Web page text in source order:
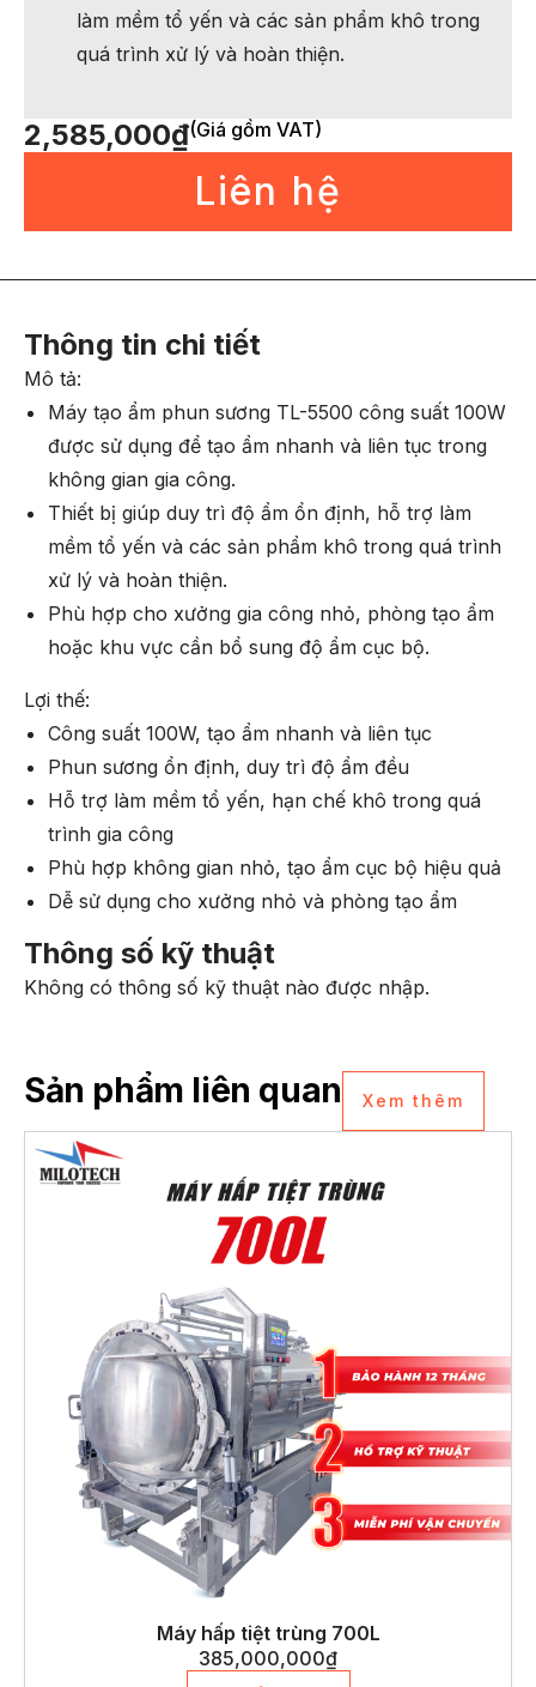
làm mềm tổ yến và các sản phẩm khô trong
quá trình xử lý và hoàn thiện.
2,585,000₫(Giá gồm VAT)
Liên hệ
Thông tin chi tiết
Mô tả:
Máy tạo ẩm phun sương TL-5500 công suất 100W
được sử dụng để tạo ẩm nhanh và liên tục trong
không gian gia công.
Thiết bị giúp duy trì độ ẩm ổn định, hỗ trợ làm
mềm tổ yến và các sản phẩm khô trong quá trình
xử lý và hoàn thiện.
Phù hợp cho xưởng gia công nhỏ, phòng tạo ẩm
hoặc khu vực cần bổ sung độ ẩm cục bộ.
Lợi thế:
Công suất 100W, tạo ẩm nhanh và liên tục
Phun sương ổn định, duy trì độ ẩm đều
Hỗ trợ làm mềm tổ yến, hạn chế khô trong quá
trình gia công
Phù hợp không gian nhỏ, tạo ẩm cục bộ hiệu quả
Dễ sử dụng cho xưởng nhỏ và phòng tạo ẩm
Thông số kỹ thuật
Không có thông số kỹ thuật nào được nhập.
Sản phẩm liên quan Xem thêm
Máy hấp tiệt trùng 700L
385,000,000₫